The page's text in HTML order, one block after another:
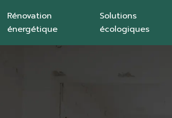
Rénovation
énergétique
Solutions
écologiques